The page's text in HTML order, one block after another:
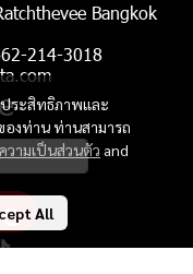
ประสิทธิภาพและ
องท่าน ท่านสามารถ
วามเป็นส่วนตัว and
All
Bangkok
214-3018